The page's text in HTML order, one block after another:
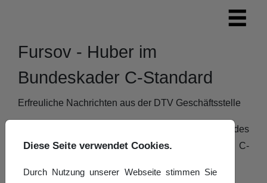
Fursov - Huber im
Bundeskader C-Standard
Erfreuliche Nachrichten aus der DTV Geschäftsstelle
Artyom Fursov – Anastasia Huber (TSA Fortuna des
ATSV Saarbrücken) sind in den Bundeskader C-
Diese Seite verwendet Cookies.
Durch Nutzung unserer Webseite stimmen Sie